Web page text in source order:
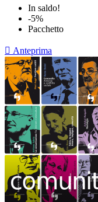
In saldo!
-5%
Pacchetto
 Anteprima